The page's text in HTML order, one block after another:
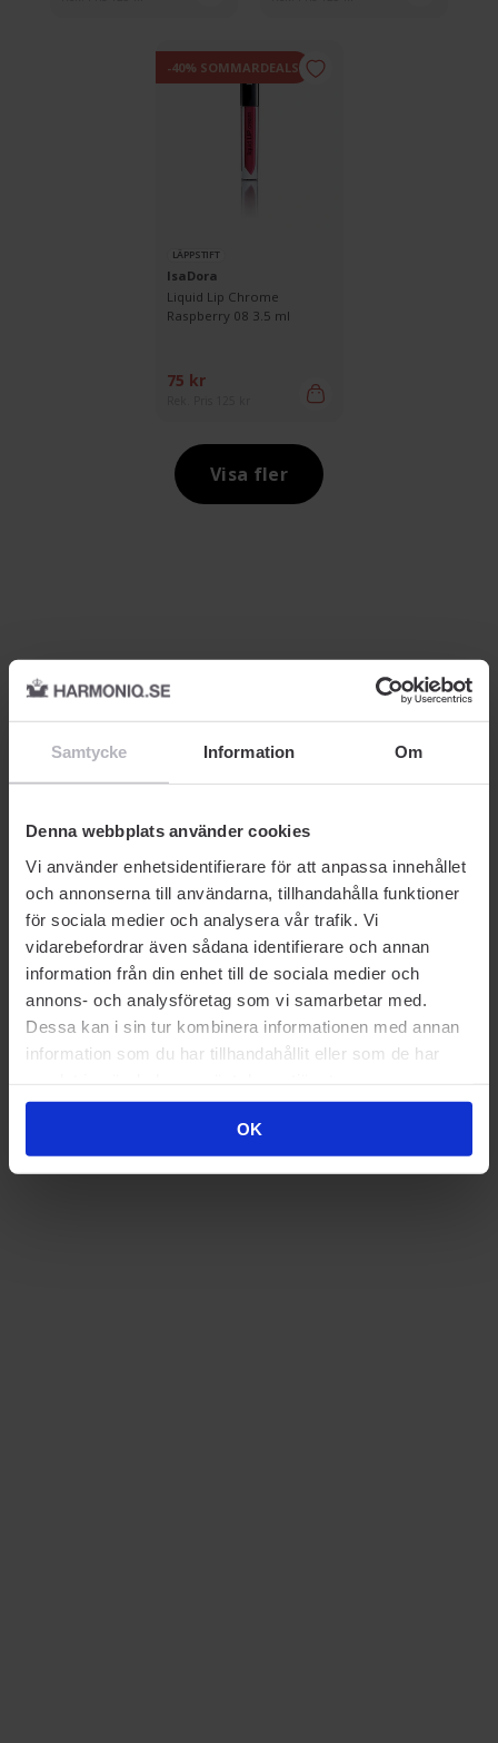
Samtycke Information Om
Denna webbplats använder cookies
Vi använder enhetsidentifierare för att anpassa innehållet
och annonserna till användarna, tillhandahålla funktioner
för sociala medier och analysera vår trafik. Vi
vidarebefordrar även sådana identifierare och annan
information från din enhet till de sociala medier och
annons- och analysföretag som vi samarbetar med.
Dessa kan i sin tur kombinera informationen med annan
information som du har tillhandahållit eller som de har
OK
-40% SOMMARDEALS
LÄPPSTIFT
IsaDora
Liquid Lip Chrome
Raspberry 08 3.5 ml
75 kr
Visa fler